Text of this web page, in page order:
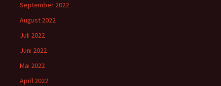
September 2022
August 2022
Juli 2022
Juni 2022
Mai 2022
April 2022